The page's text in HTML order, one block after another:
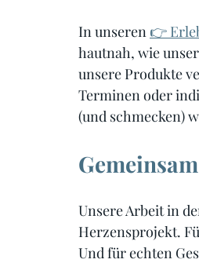
In unseren 👉
hautnah, wie
unsere Produkte
Terminen oder
(und schmecken)
Unsere Arbeit in
Herzensprojekt.
Und für echten